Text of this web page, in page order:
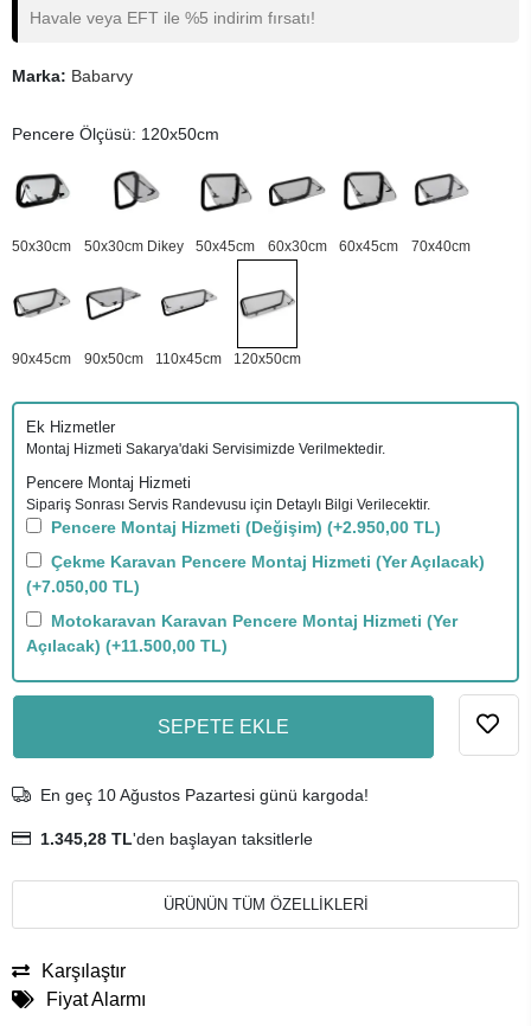
Havale veya EFT ile %5 indirim fırsatı!
Marka: Babarvy
Pencere Ölçüsü: 120x50cm
50x30cm 50x30cm Dikey 50x45cm 60x30cm 60x45cm 70x40cm
90x45cm 90x50cm 110x45cm 120x50cm
Ek Hizmetler
Montaj Hizmeti Sakarya'daki Servisimizde Verilmektedir.
Pencere Montaj Hizmeti
Sipariş Sonrası Servis Randevusu için Detaylı Bilgi Verilecektir.
Pencere Montaj Hizmeti (Değişim) (+2.950,00 TL)
Çekme Karavan Pencere Montaj Hizmeti (Yer Açılacak)
(+7.050,00 TL)
Motokaravan Karavan Pencere Montaj Hizmeti (Yer
Açılacak) (+11.500,00 TL)
SEPETE EKLE
En geç 10 Ağustos Pazartesi günü kargoda!
1.345,28 TL'den başlayan taksitlerle
ÜRÜNÜN TÜM ÖZELLİKLERİ
Karşılaştır
Fiyat Alarmı